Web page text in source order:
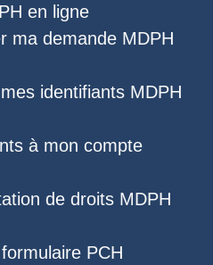
en ligne
ma demande MDPH
identifiants MDPH
à mon compte
de droits MDPH
formulaire PCH